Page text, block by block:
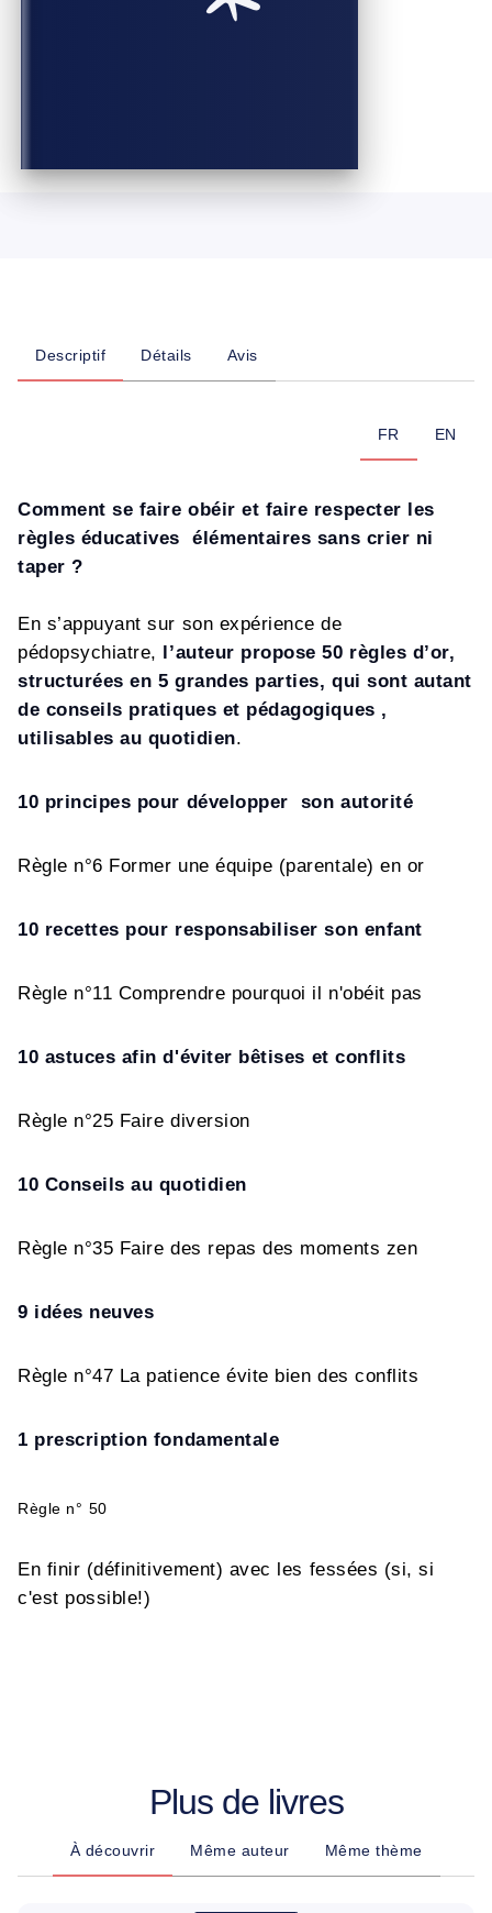
Descriptif Détails Avis
FR EN
Comment se faire obéir et faire respecter les
règles éducatives élémentaires sans crier ni
taper ?
En s’appuyant sur son expérience de
pédopsychiatre, l’auteur propose 50 règles d’or,
structurées en 5 grandes parties, qui sont autant
de conseils pratiques et pédagogiques ,
utilisables au quotidien.
10 principes pour développer son autorité
Règle n°6 Former une équipe (parentale) en or
10 recettes pour responsabiliser son enfant
Règle n°11 Comprendre pourquoi il n'obéit pas
10 astuces afin d'éviter bêtises et conflits
Règle n°25 Faire diversion
10 Conseils au quotidien
Règle n°35 Faire des repas des moments zen
9 idées neuves
Règle n°47 La patience évite bien des conflits
1 prescription fondamentale
Règle n° 50
En finir (définitivement) avec les fessées (si, si
c'est possible!)
Plus de livres
À découvrir Même auteur Même thème